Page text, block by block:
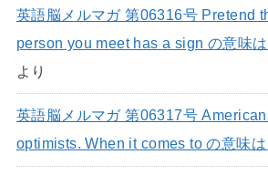
英語脳メルマガ 第06316号 Pretend
person you meet has a sign の意味は
より
英語脳メルマガ 第06317号
optimists. When it comes to の意味は